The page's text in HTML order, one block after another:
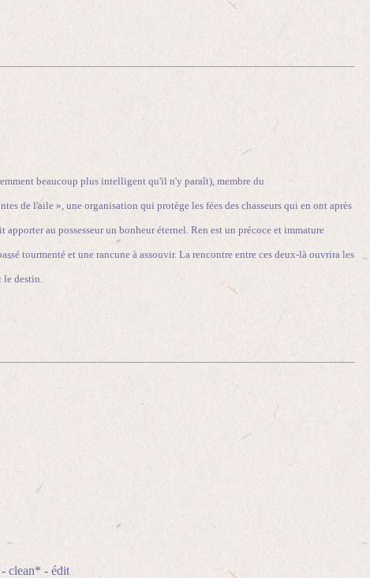
beaucoup plus intelligent qu'il n'y paraît), membre du
de l'aile », une organisation qui protège les fées des chasseurs qui en ont après
au possesseur un bonheur éternel. Ren est un précoce et immature
tourmenté et une rancune à assouvir. La rencontre entre ces deux-là ouvrira les
le destin.
- clean* - édit